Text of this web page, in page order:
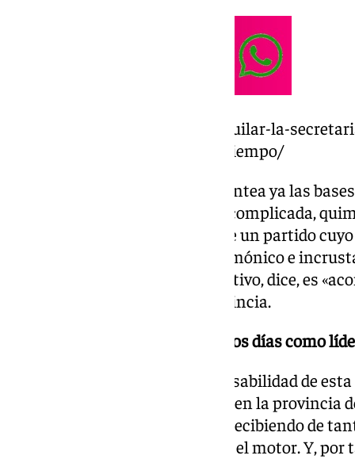
https://www.101tv.es/josele-aguilar-la-
me-va-a-ocupar-el-120-de-mi-tiempo/
Desde las alturas de Málaga plantea ya las
que a día de hoy se antoja muy complicada,
cambiar la imagen perdedora de un partido
en la provincia, con un PP hegemónico e
demoscópico de Málaga. El objetivo, dice, es
ese ritmo vertiginoso de la provincia.
¿Cómo está llevando los primeros días como
Cuando uno asume una responsabilidad de
secretario general de tu partido en la provincia
poco. Pero, la ilusión que estoy recibiendo de
cargue uno de ánimo y gasolina el motor. Y,